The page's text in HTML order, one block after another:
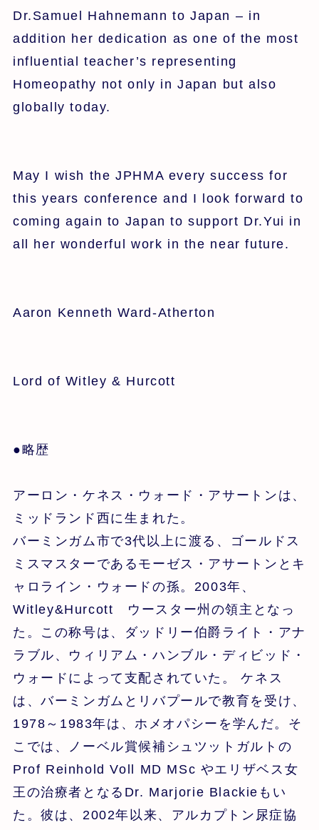
Dr.Samuel Hahnemann to Japan – in
addition her dedication as one of the most
influential teacher’s representing
Homeopathy not only in Japan but also
globally today.
May I wish the JPHMA every success for
this years conference and I look forward to
coming again to Japan to support Dr.Yui in
all her wonderful work in the near future.
Aaron Kenneth Ward-Atherton
Lord of Witley & Hurcott
●略歴
アーロン・ケネス・ウォード・アサートンは、
ミッドランド西に生まれた。
バーミンガム市で3代以上に渡る、ゴールドス
ミスマスターであるモーゼス・アサートンとキ
ャロライン・ウォードの孫。2003年、
Witley&Hurcott ウースター州の領主となっ
た。この称号は、ダッドリー伯爵ライト・アナ
ラブル、ウィリアム・ハンブル・ディビッド・
ウォードによって支配されていた。 ケネス
は、バーミンガムとリバプールで教育を受け、
1978～1983年は、ホメオパシーを学んだ。そ
こでは、ノーベル賞候補シュツットガルトの
Prof Reinhold Voll MD MSc やエリザベス女
王の治療者となるDr. Marjorie Blackieもい
た。彼は、2002年以来、アルカプトン尿症協